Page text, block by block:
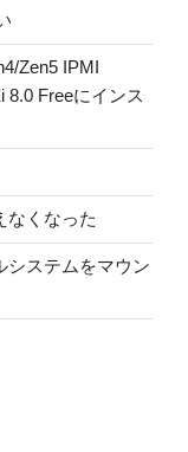
Zen5 IPMI
8.0 Freeにインス
なくなった
システムをマウン